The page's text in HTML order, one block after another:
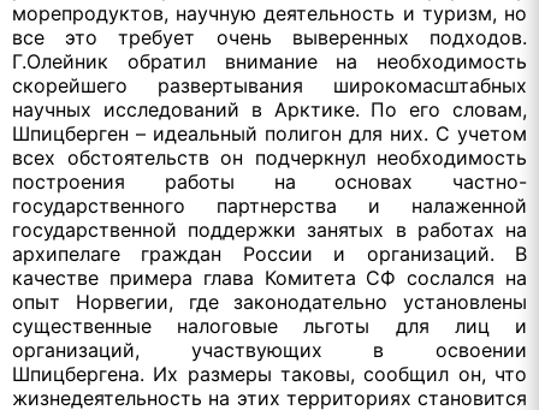
морепродуктов, научную деятельность и туризм, но
все это требует очень выверенных подходов.
Г.Олейник обратил внимание на необходимость
скорейшего развертывания широкомасштабных
научных исследований в Арктике. По его словам,
Шпицберген – идеальный полигон для них. С учетом
всех обстоятельств он подчеркнул необходимость
построения работы на основах частно-
государственного партнерства и налаженной
государственной поддержки занятых в работах на
архипелаге граждан России и организаций. В
качестве примера глава Комитета СФ сослался на
опыт Норвегии, где законодательно установлены
существенные налоговые льготы для лиц и
организаций, участвующих в освоении
Шпицбергена. Их размеры таковы, сообщил он, что
жизнедеятельность на этих территориях становится